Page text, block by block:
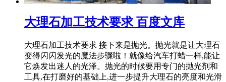
大理石加工技术要求 百度文库
大理石加工技术要求 接下来是抛光。抛光就是让大理石
变得闪闪发光的魔法步骤啦！就像给汽车打蜡一样,能让
它焕发出迷人的光泽。抛光的时候要用专门的抛光剂和
工具,在打磨好的基础上,进一步提升大理石的亮度和光滑